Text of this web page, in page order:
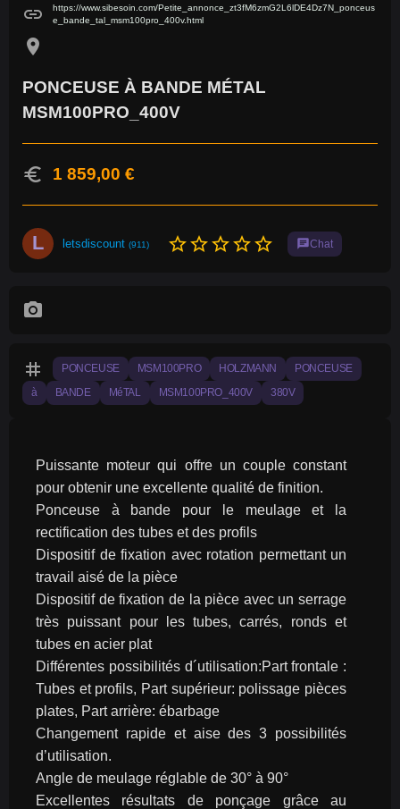
link
https://www.sibesoin.com/Petite_annonce_zt3fM6zmG2L6lDE4Dz7N_ponceus
e_bande_tal_msm100pro_400v.html
location_on
PONCEUSE À BANDE MÉTAL
MSM100PRO_400V
euro 1 859,00 €
L letsdiscount (911) star_borderstar_borderstar_borderstar_borderstar_border chatChat
photo_camera
tag PONCEUSE MSM100PRO HOLZMANN PONCEUSE
à BANDE MéTAL MSM100PRO_400V 380V
Puissante moteur qui offre un couple constant
pour obtenir une excellente qualité de finition.
Ponceuse à bande pour le meulage et la
rectification des tubes et des profils
Dispositif de fixation avec rotation permettant un
travail aisé de la pièce
Dispositif de fixation de la pièce avec un serrage
très puissant pour les tubes, carrés, ronds et
tubes en acier plat
Différentes possibilités d´utilisation:Part frontale :
Tubes et profils, Part supérieur: polissage pièces
plates, Part arrière: ébarbage
Changement rapide et aise des 3 possibilités
d’utilisation.
Angle de meulage réglable de 30° à 90°
Excellentes résultats de ponçage grâce au